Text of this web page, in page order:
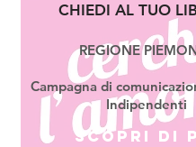
Scopri di
CHIEDI AL TUO
REGIONE
Campagna di
Indipendenti